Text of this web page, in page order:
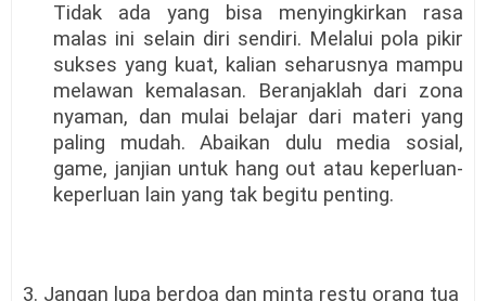
Tidak ada yang bisa menyingkirkan rasa
malas ini selain diri sendiri. Melalui pola pikir
sukses yang kuat, kalian seharusnya mampu
melawan kemalasan. Beranjaklah dari zona
nyaman, dan mulai belajar dari materi yang
paling mudah. Abaikan dulu media sosial,
game, janjian untuk hang out atau keperluan-
keperluan lain yang tak begitu penting.
3. Jangan lupa berdoa dan minta restu orang tua